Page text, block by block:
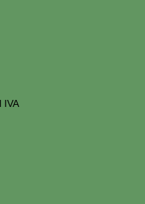
IVA